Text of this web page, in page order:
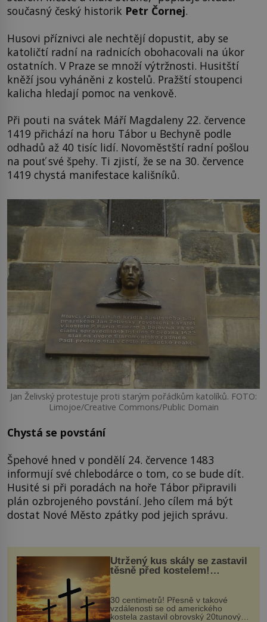
současný český historik Petr Čornej.
Husovi příznivci ale nechtějí dopustit, aby se
katoličtí radní na radnicích obohacovali na úkor
ostatních. V Praze se množí výtržnosti. Husitští
kněží jsou vyháněni z kostelů. Pražští stoupenci
kalicha hledají pomoc na venkově.
Při pouti na svátek Máří Magdaleny 22. července
1419 přichází na horu Tábor u Bechyně podle
odhadů až 40 tisíc lidí. Novoměstští radní pošlou
na pouť své špehy. Ti zjistí, že se na 30. července
1419 chystá manifestace kališníků.
Jan Želivský protestuje proti starým pořádkům katolíků. FOTO:
Limojoe/Creative Commons/Public Domain
Chystá se povstání
Špehové hned v pondělí 24. července 1483
informují své chlebodárce o tom, co se bude dít.
Husité si při poradách na hoře Tábor připravili
plán ozbrojeného povstání. Jeho cílem má být
dostat Nové Město zpátky pod jejich správu.
Utržený kus skály se zastavil
těsně před kostelem!
Ochránila ho boží síla?
30 centimetrů! Přesně v takové
vzdálenosti se od amerického
kostela zastavil obrovský 20tunový